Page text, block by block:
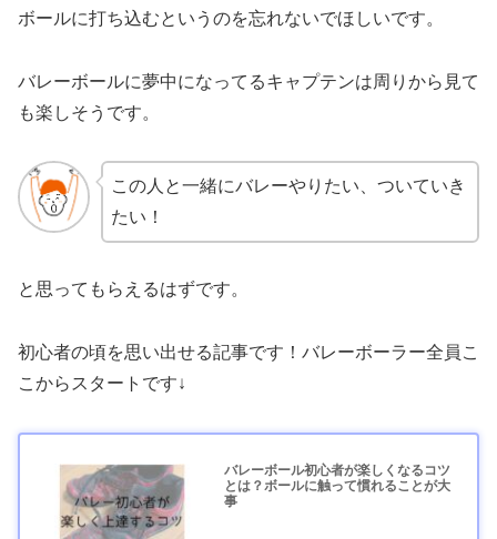
ボールに打ち込むというのを忘れないでほしいです。
バレーボールに夢中になってるキャプテンは周りから見て
も楽しそうです。
この人と一緒にバレーやりたい、ついていき
たい！
と思ってもらえるはずです。
初心者の頃を思い出せる記事です！バレーボーラー全員こ
こからスタートです↓
バレーボール初心者が楽しくなるコツ
とは？ボールに触って慣れることが大
事